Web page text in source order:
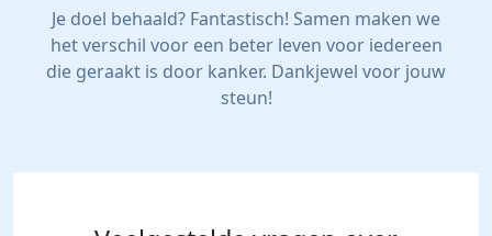
Je doel behaald? Fantastisch! Samen maken we
het verschil voor een beter leven voor iedereen
die geraakt is door kanker. Dankjewel voor jouw
steun!